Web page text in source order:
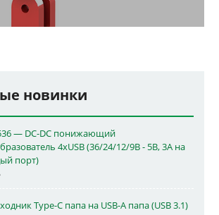
новинки
— DC-DC понижающий
4xUSB (36/24/12/9В - 5В, 3А на
порт)
Type-C папа на USB-A папа (USB 3.1)